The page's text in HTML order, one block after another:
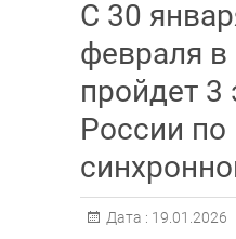
С 30
февраля в
пройдет 3
России по
Дата : 19.01.2026